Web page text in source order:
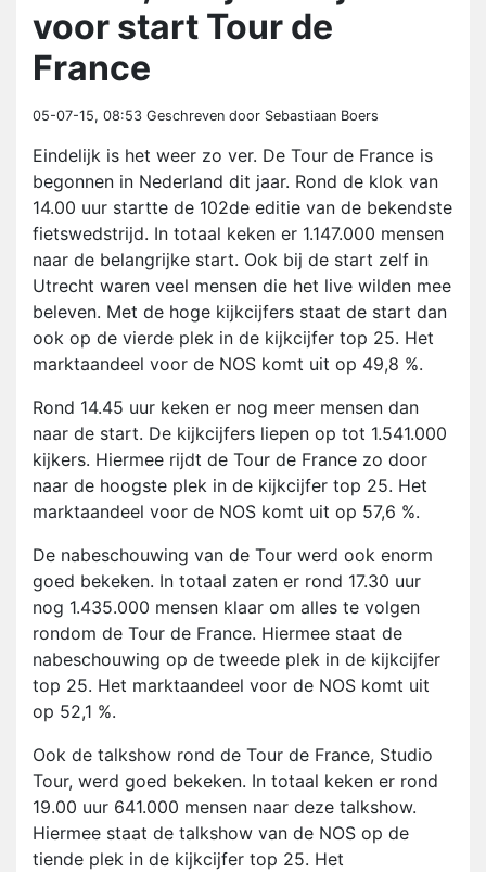
voor start Tour de
France
05-07-15, 08:53 Geschreven door Sebastiaan Boers
Eindelijk is het weer zo ver. De Tour de France is
begonnen in Nederland dit jaar. Rond de klok van
14.00 uur startte de 102de editie van de bekendste
fietswedstrijd. In totaal keken er 1.147.000 mensen
naar de belangrijke start. Ook bij de start zelf in
Utrecht waren veel mensen die het live wilden mee
beleven. Met de hoge kijkcijfers staat de start dan
ook op de vierde plek in de kijkcijfer top 25. Het
marktaandeel voor de NOS komt uit op 49,8 %.
Rond 14.45 uur keken er nog meer mensen dan
naar de start. De kijkcijfers liepen op tot 1.541.000
kijkers. Hiermee rijdt de Tour de France zo door
naar de hoogste plek in de kijkcijfer top 25. Het
marktaandeel voor de NOS komt uit op 57,6 %.
De nabeschouwing van de Tour werd ook enorm
goed bekeken. In totaal zaten er rond 17.30 uur
nog 1.435.000 mensen klaar om alles te volgen
rondom de Tour de France. Hiermee staat de
nabeschouwing op de tweede plek in de kijkcijfer
top 25. Het marktaandeel voor de NOS komt uit
op 52,1 %.
Ook de talkshow rond de Tour de France, Studio
Tour, werd goed bekeken. In totaal keken er rond
19.00 uur 641.000 mensen naar deze talkshow.
Hiermee staat de talkshow van de NOS op de
tiende plek in de kijkcijfer top 25. Het